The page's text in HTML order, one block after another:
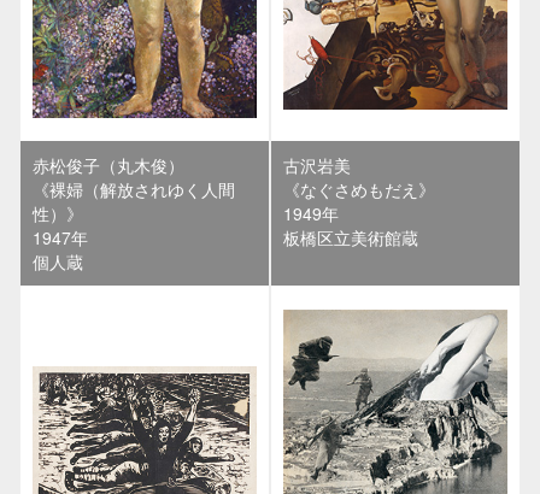
赤松俊子（丸木俊）
《裸婦（解放されゆく人間
性）》
1947年
個人蔵
古沢岩美
《なぐさめもだえ》
1949年
板橋区立美術館蔵